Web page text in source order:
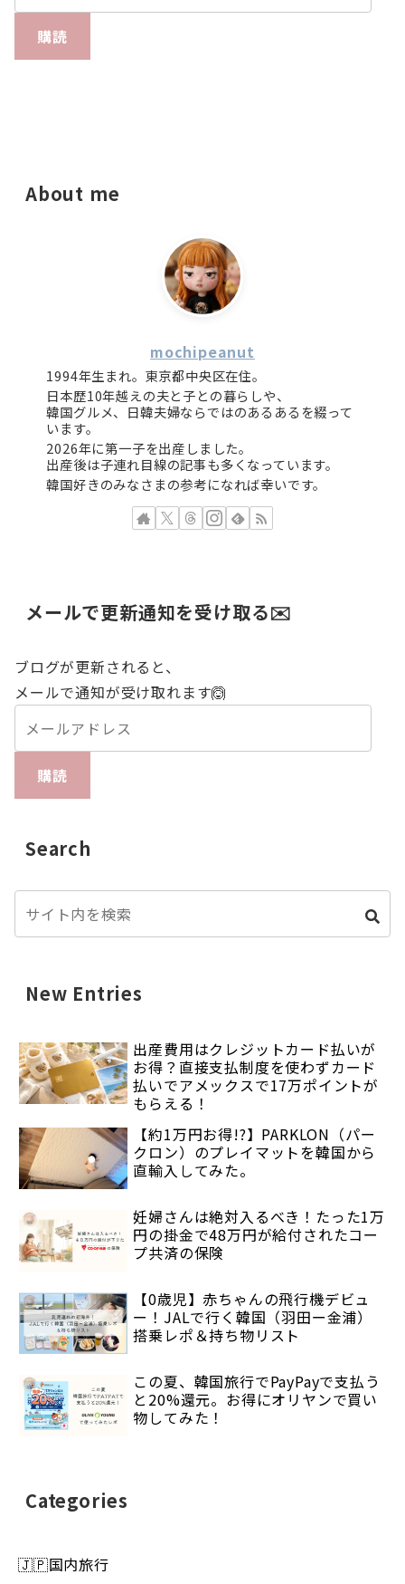
購読
About me
mochipeanut
1994年生まれ。東京都中央区在住。
日本歴10年越えの夫と子との暮らしや、
韓国グルメ、日韓夫婦ならではのあるあるを綴って
います。
2026年に第一子を出産しました。
出産後は子連れ目線の記事も多くなっています。
韓国好きのみなさまの参考になれば幸いです。
メールで更新通知を受け取る✉️
ブログが更新されると、
メールで通知が受け取れます🙆
購読
Search
New Entries
出産費用はクレジットカード払いが
お得？直接支払制度を使わずカード
払いでアメックスで17万ポイントが
もらえる！
【約1万円お得!?】PARKLON（パー
クロン）のプレイマットを韓国から
直輸入してみた。
妊婦さんは絶対入るべき！たった1万
円の掛金で48万円が給付されたコー
プ共済の保険
【0歳児】赤ちゃんの飛行機デビュ
ー！JALで行く韓国（羽田ー金浦）
搭乗レポ＆持ち物リスト
この夏、韓国旅行でPayPayで支払う
と20%還元。お得にオリヤンで買い
物してみた！
Categories
🇯🇵国内旅行